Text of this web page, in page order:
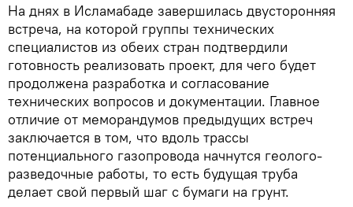
На днях в Исламабаде завершилась двусторонняя
встреча, на которой группы технических
специалистов из обеих стран подтвердили
готовность реализовать проект, для чего будет
продолжена разработка и согласование
технических вопросов и документации. Главное
отличие от меморандумов предыдущих встреч
заключается в том, что вдоль трассы
потенциального газопровода начнутся геолого-
разведочные работы, то есть будущая труба
делает свой первый шаг с бумаги на грунт.